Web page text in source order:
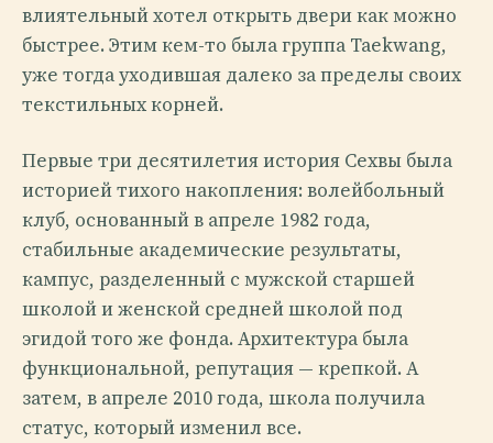
влиятельный хотел открыть двери как можно
быстрее. Этим кем-то была группа Taekwang,
уже тогда уходившая далеко за пределы своих
текстильных корней.
Первые три десятилетия история Сехвы была
историей тихого накопления: волейбольный
клуб, основанный в апреле 1982 года,
стабильные академические результаты,
кампус, разделенный с мужской старшей
школой и женской средней школой под
эгидой того же фонда. Архитектура была
функциональной, репутация — крепкой. А
затем, в апреле 2010 года, школа получила
статус, который изменил все.